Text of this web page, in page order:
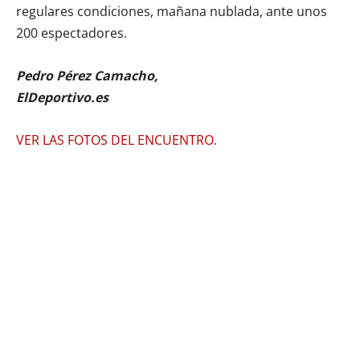
regulares condiciones, mañana nublada, ante unos
200 espectadores.
Pedro Pérez Camacho,
ElDeportivo.es
VER LAS FOTOS DEL ENCUENTRO.